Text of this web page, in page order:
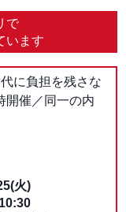
で
います
に負担を残さな
開催／同一の内
火)
10:30